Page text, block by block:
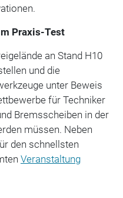
Praxis-Test
an Stand H10
und die
unter Beweis
für Techniker
Bremsscheiben in der
müssen. Neben
den schnellsten
Veranstaltung